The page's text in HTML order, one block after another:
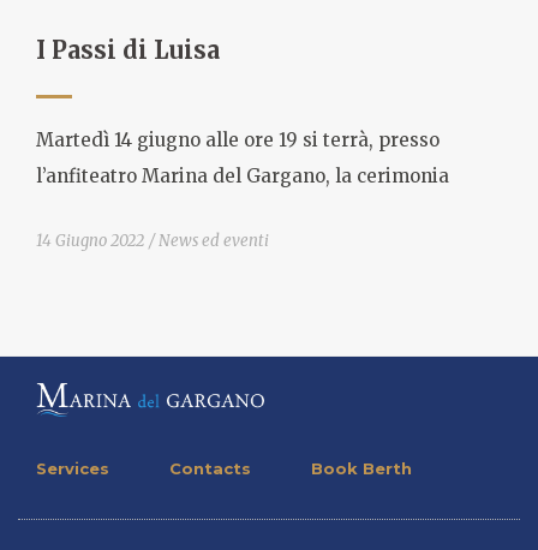
I Passi di Luisa
Martedì 14 giugno alle ore 19 si terrà, presso
l’anfiteatro Marina del Gargano, la cerimonia
14 Giugno 2022 News ed eventi
Services Contacts Book Berth